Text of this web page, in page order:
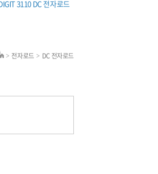
3110 DC 전자로드
> 전자로드 > DC 전자로드